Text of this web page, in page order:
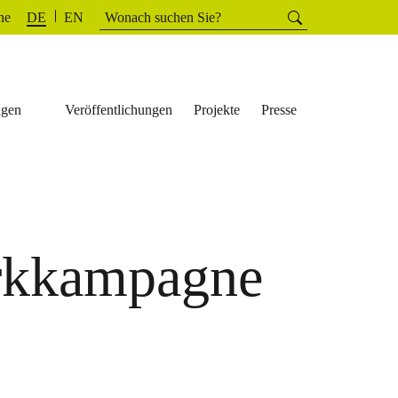
Suchen
nach:
Suchen
DE EN
Veröffentlichungen Projekte Presse